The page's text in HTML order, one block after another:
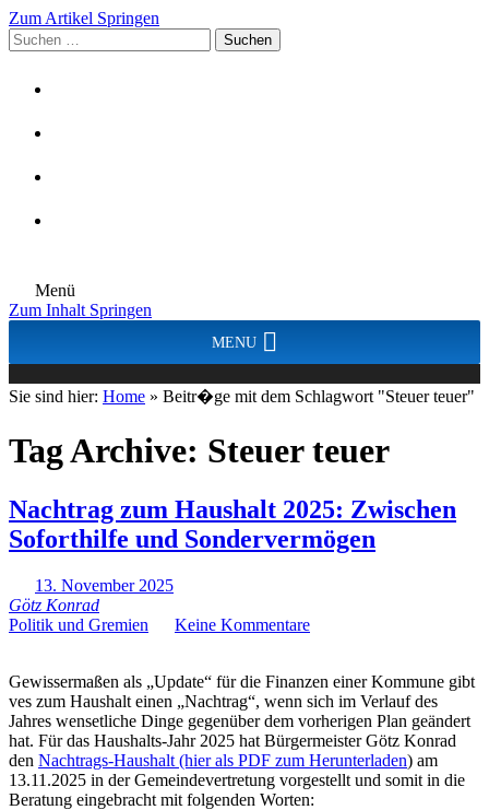
Zum Artikel Springen
Suchen
nach:
Menü
Zum Inhalt Springen
MENU
Sie sind hier: Home » Beitr�ge mit dem Schlagwort "Steuer teuer"
Tag Archive: Steuer teuer
Nachtrag zum Haushalt 2025: Zwischen
Soforthilfe und Sondervermögen
13. November 2025
Götz Konrad
Politik und Gremien
Keine Kommentare
Gewissermaßen als „Update“ für die Finanzen einer Kommune gibt
ves zum Haushalt einen „Nachtrag“, wenn sich im Verlauf des
Jahres wensetliche Dinge gegenüber dem vorherigen Plan geändert
hat. Für das Haushalts-Jahr 2025 hat Bürgermeister Götz Konrad
den Nachtrags-Haushalt (hier als PDF zum Herunterladen) am
13.11.2025 in der Gemeindevertretung vorgestellt und somit in die
Beratung eingebracht mit folgenden Worten: